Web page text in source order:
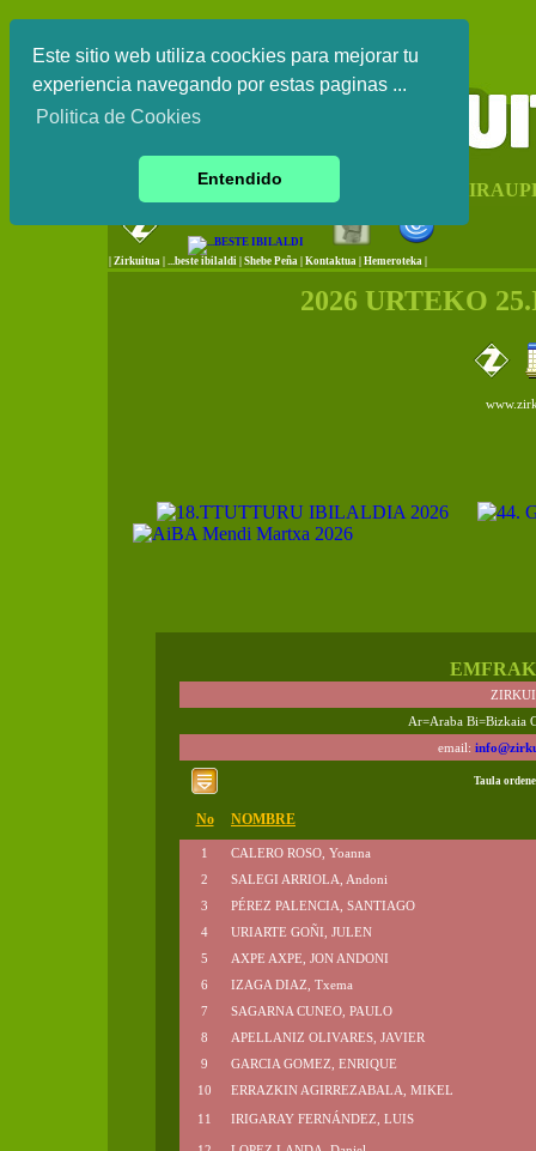
Este sitio web utiliza coockies para mejorar tu
experiencia navegando por estas paginas ...
Politica de Cookies
Entendido
EUSKAL HERRIKO
Zirkuitua ...beste ibilaldi Shebe Peña Kontaktua Hemeroteka |
2026 URTEKO
Ar=Araba Bi=Bizkaia
email:
Taula
No NOMBRE
1
CALERO ROSO, Yoanna
2
SALEGI ARRIOLA, Andoni
3
PÉREZ PALENCIA, SANTIAGO
4
URIARTE GOÑI, JULEN
5
AXPE AXPE, JON ANDONI
6
IZAGA DIAZ, Txema
7
SAGARNA CUNEO, PAULO
8
APELLANIZ OLIVARES, JAVIER
9
GARCIA GOMEZ, ENRIQUE
10
ERRAZKIN AGIRREZABALA, MIKEL
11
IRIGARAY FERNÁNDEZ, LUIS